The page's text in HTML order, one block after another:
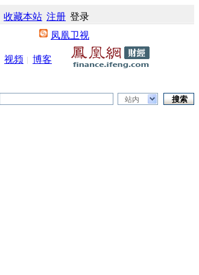
收藏本站 注册 登录
凤凰卫视
视频
博客
站内